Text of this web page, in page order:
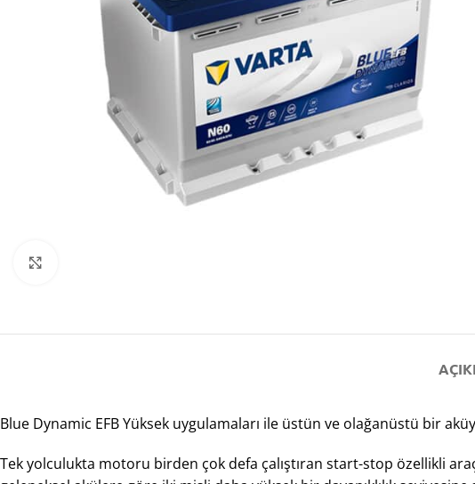
Blue Dynamic EFB Yüksek uygulamaları ile üstün ve olağanüstü bir
Tek yolculukta motoru birden çok defa çalıştıran start-stop özellikli